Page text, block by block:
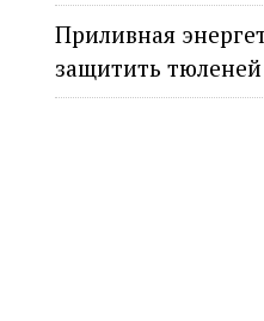
Приливная
защитить тюленей